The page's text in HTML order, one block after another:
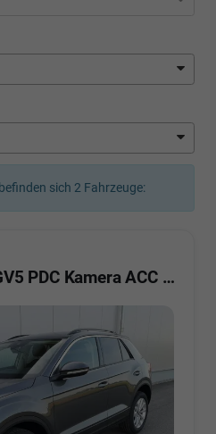
sich 2 Fahrzeuge:
LIFE 1.5 TSI DSG GV5 PDC Kamera ACC LED Sunset